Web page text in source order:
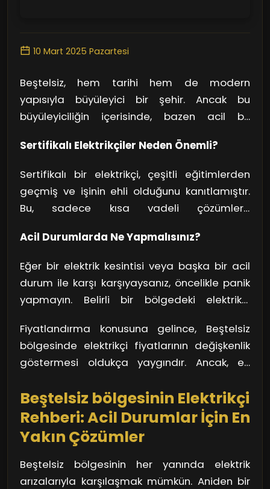
10 Mart 2025 Pazartesi
Beştelsiz, hem tarihi hem de modern
yapısıyla büyüleyici bir şehir. Ancak bu
büyüleyiciliğin içerisinde, bazen acil bir
Beştelsiz en yakın elektrikçibulma
konusunda ne yapmalısınız? İlk olarak,
güvenilir bir elektrikçi seçmek, işin kalitesi
açısından son derece önemli. İyi bir elektrikçi,
problemi hızlı bir şekilde teşhis edebilir ve
etkili bir şekilde çözüm sunabilir.
Sertifikalı Elektrikçiler Neden Önemli?
Sertifikalı bir elektrikçi, çeşitli eğitimlerden
geçmiş ve işinin ehli olduğunu kanıtlamıştır.
Bu, sadece kısa vadeli çözümlere
de önem verdikleri anlamına gelir. Elektrik
işlerinde yetersiz veya deneyimsiz kişilere
yönelmek, daha büyük sorunlara yol açabilir.
Sonuçta, bir elektrik arızası, sadece ışıkları
açmak ya da kapatmakla kalmaz; aynı
zamanda can ve mal güvenliğinizi de tehdit
edebilir.
Acil Durumlarda Ne Yapmalısınız?
Eğer bir elektrik kesintisi veya başka bir acil
durum ile karşı karşıyaysanız, öncelikle panik
yapmayın. Belirli bir bölgedeki elektrikçi
sağlar. Acil durumlar için 24 saat hizmet
veren elektrikçiler bulmak mümkün. Bu tür
hizmetler, elektrik sorunlarınızı anında
artırır.
Fiyatlandırma konusuna gelince, Beştelsiz
bölgesinde elektrikçi fiyatlarının değişkenlik
göstermesi oldukça yaygındır. Ancak, en
vermemeye dikkat edin. Uygun fiyatlı bir
hizmet alırken aynı zamanda işin kalitesinden
feragat etmemek, her zaman önceliğiniz
olmalı. Kısaca, doğru elektrikçi ile çalışmak,
hem cebinize hem de güvenliğiniz açısından
büyük önem taşıyor.
Beştelsiz bölgesinin Elektrikçi
Rehberi: Acil Durumlar İçin En
Yakın Çözümler
Beştelsiz bölgesinin her yanında elektrik
arızalarıyla karşılaşmak mümkün. Aniden bir